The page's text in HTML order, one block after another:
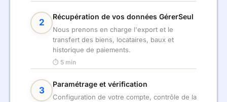
2
Récupération de vos données GérerSeul
Nous prenons en charge l'export et le
transfert des biens, locataires, baux et
historique de paiements.
⏱ 5 min
3
Paramétrage et vérification
Configuration de votre compte, contrôle de la